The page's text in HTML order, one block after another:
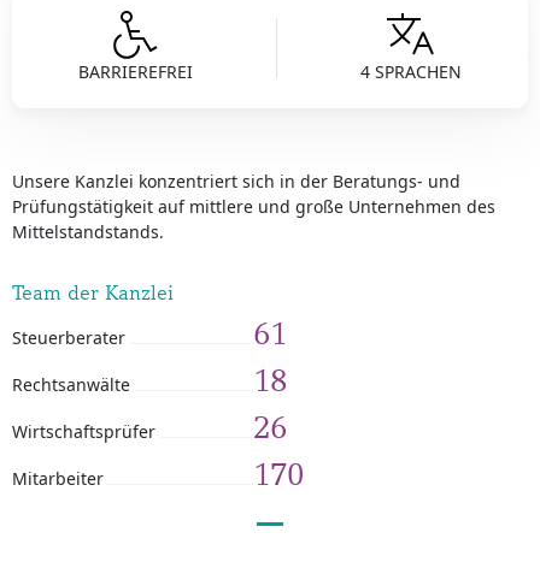
BARRIEREFREI 4 SPRACHEN
Unsere Kanzlei konzentriert sich in der Beratungs- und
Prüfungstätigkeit auf mittlere und große Unternehmen des
Mittelstandstands.
Team der Kanzlei
Steuerberater 61
Rechtsanwälte 18
Wirtschaftsprüfer 26
Mitarbeiter 170